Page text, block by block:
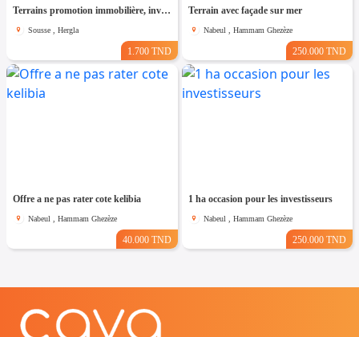
Terrains promotion immobilière, investisseurs
Sousse , Hergla
1.700 TND
Terrain avec façade sur mer
Nabeul , Hammam Ghezèze
250.000 TND
Offre a ne pas rater cote kelibia
Nabeul , Hammam Ghezèze
40.000 TND
1 ha occasion pour les investisseurs
Nabeul , Hammam Ghezèze
250.000 TND